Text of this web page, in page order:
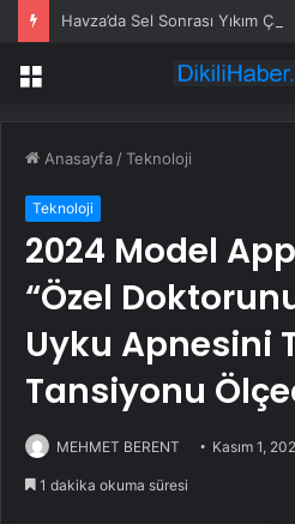
Havza’da Sel Sonrası Yıkım
Menü
Anasayfa /Teknoloji
Teknoloji
2024 Model
“Özel
Uyku Apnesini
Tansiyonu
MEHMET BERENT Kasım 1,
1 dakika okuma süresi